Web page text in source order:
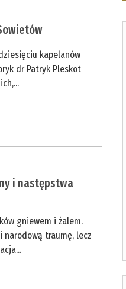
kapelanów
dr Patryk Pleskot
i następstwa
gniewem i żalem.
traumę, lecz